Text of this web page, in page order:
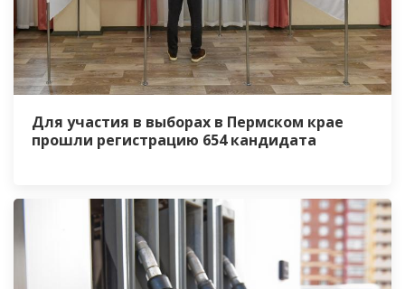
Для участия в выборах в Пермском крае
прошли регистрацию 654 кандидата